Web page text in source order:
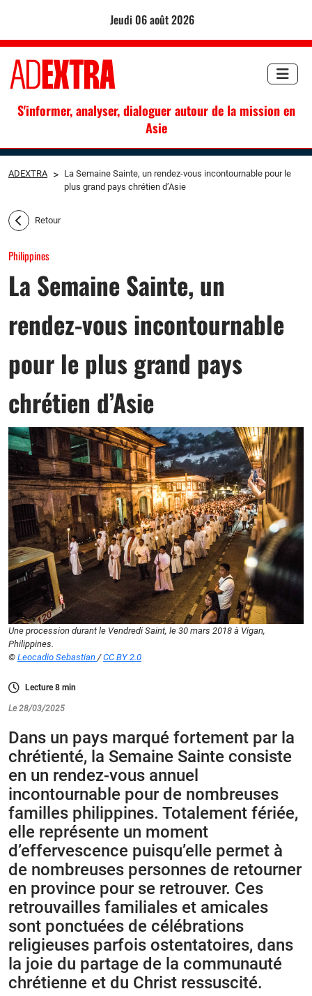
jeudi 06 août 2026
S'informer, analyser, dialoguer autour de la mission en
Asie
ADEXTRA > La Semaine Sainte, un rendez-vous incontournable pour le
plus grand pays chrétien d’Asie
Retour
Philippines
La Semaine Sainte, un
rendez-vous incontournable
pour le plus grand pays
chrétien d’Asie
Une procession durant le Vendredi Saint, le 30 mars 2018 à Vigan,
Philippines.
© Leocadio Sebastian /CC BY 2.0
Lecture8 min
Le 28/03/2025
Dans un pays marqué fortement par la
chrétienté, la Semaine Sainte consiste
en un rendez-vous annuel
incontournable pour de nombreuses
familles philippines. Totalement fériée,
elle représente un moment
d’effervescence puisqu’elle permet à
de nombreuses personnes de retourner
en province pour se retrouver. Ces
retrouvailles familiales et amicales
sont ponctuées de célébrations
religieuses parfois ostentatoires, dans
la joie du partage de la communauté
chrétienne et du Christ ressuscité.